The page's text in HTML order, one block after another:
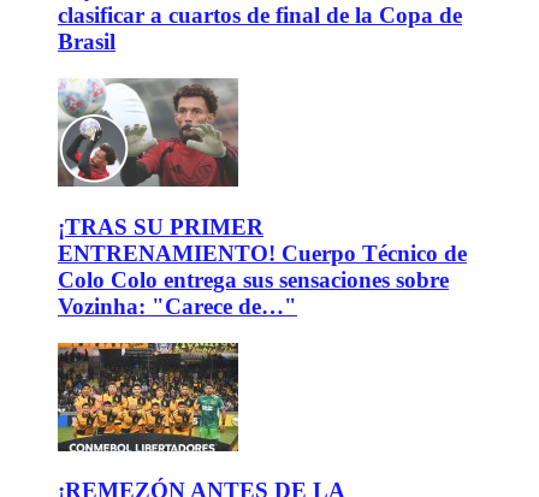
clasificar a cuartos de final de la Copa de
Brasil
¡TRAS SU PRIMER
ENTRENAMIENTO! Cuerpo Técnico de
Colo Colo entrega sus sensaciones sobre
Vozinha: "Carece de…"
¡REMEZÓN ANTES DE LA